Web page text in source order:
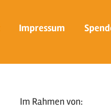
Impressum
Im Rahmen von: